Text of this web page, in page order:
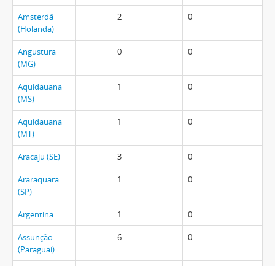
Amsterdã
(Holanda)
2 0
Angustura
(MG)
0 0
Aquidauana
(MS)
1 0
Aquidauana
(MT)
1 0
Aracaju (SE) 3 0
Araraquara
(SP)
1 0
Argentina 1 0
Assunção
(Paraguai)
6 0